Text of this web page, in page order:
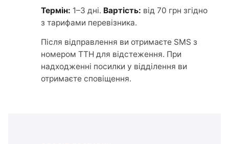
Термін: 1–3 дні. Вартість: від 70 грн згідно
з тарифами перевізника.
Після відправлення ви отримаєте SMS з
номером ТТН для відстеження. При
надходженні посилки у відділення ви
отримаєте сповіщення.